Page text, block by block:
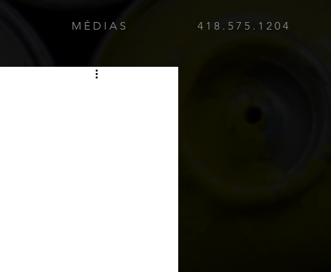
M É D I A S 4 1 8 . 5 7 5 . 1 2 0 4